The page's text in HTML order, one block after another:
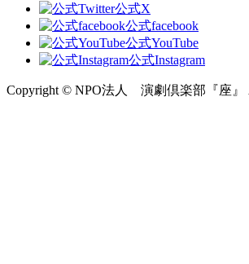
公式X
公式facebook
公式YouTube
公式Instagram
Copyright © NPO法人 演劇倶楽部『座』